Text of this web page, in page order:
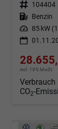
Fahrzeugnr. 104404
Kraftstoff Benzin
Leistung 85 kW
incl. 19% MwSt.
CO2-